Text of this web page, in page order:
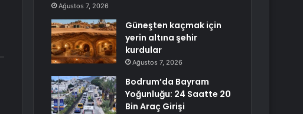
Ağustos 7, 2026
Güneşten kaçmak için
yerin altına şehir
kurdular
Ağustos 7, 2026
Bodrum’da Bayram
Yoğunluğu: 24 Saatte 20
Bin Araç Girişi